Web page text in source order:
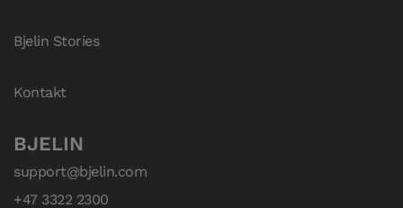
Bjelin Stories
Kontakt
BJELIN
support@bjelin.com
+47 3322 2300